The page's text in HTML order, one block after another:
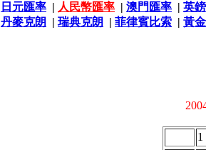
日元匯率 | 人民幣匯率 | 澳門匯率 | 英
丹麥克朗 | 瑞典克朗 | 菲律賓比索 | 黃
1